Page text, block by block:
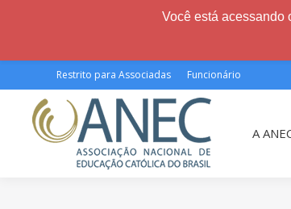
Restrito para Associadas Funcionário
A
Você está acessando